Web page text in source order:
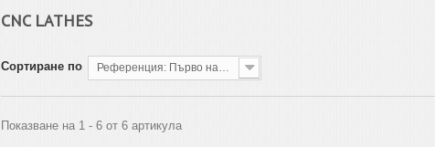
CNC LATHES
Сортиране по Референция: Първо най-ниската
Показване на 1 - 6 от 6 артикула